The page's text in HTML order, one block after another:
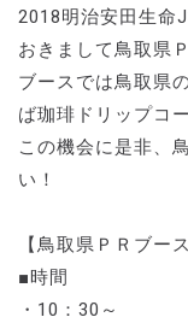
2018明治安田生命
おきまして鳥取県
ブースでは鳥取県
ば珈琲ドリップコ
この機会に是非、
い！
【鳥取県ＰＲブース
■時間
・10：30～